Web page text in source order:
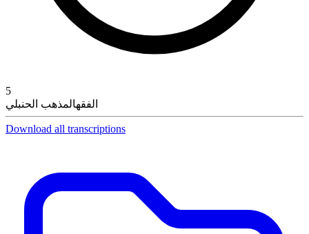
5
الفقهالمذهب الحنبلي
Download all transcriptions